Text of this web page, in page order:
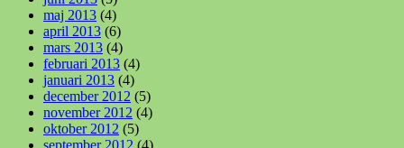
maj 2013 (4)
april 2013 (6)
mars 2013 (4)
februari 2013 (4)
januari 2013 (4)
december 2012 (5)
november 2012 (4)
oktober 2012 (5)
september 2012 (4)